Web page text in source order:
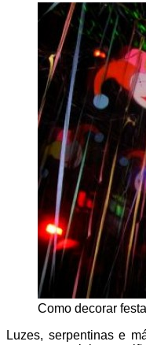
Como decorar
Luzes, serpentinas e